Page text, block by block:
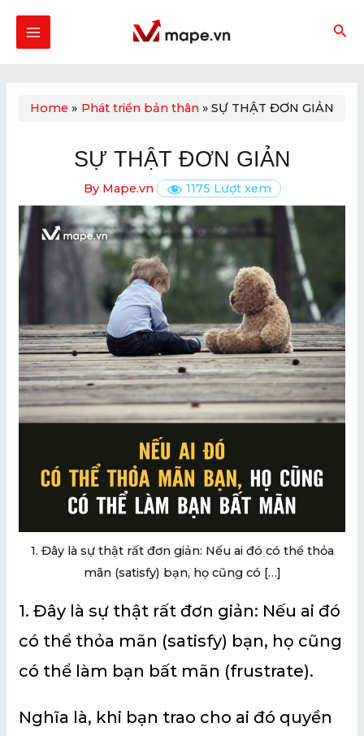
content
MAIN
MENU
Home Phát triển bản thân SỰ THẬT ĐƠN GIẢN
SỰ THẬT ĐƠN GIẢN
By Mape.vn 1175 Lượt xem
1. Đây là sự thật rất đơn giản: Nếu ai đó có thể thỏa
mãn (satisfy) bạn, họ cũng có […]
1. Đây là sự thật rất đơn giản: Nếu ai đó
có thể thỏa mãn (satisfy) bạn, họ cũng
có thể làm bạn bất mãn (frustrate).
Nghĩa là, khi bạn trao cho ai đó quyền
navigation